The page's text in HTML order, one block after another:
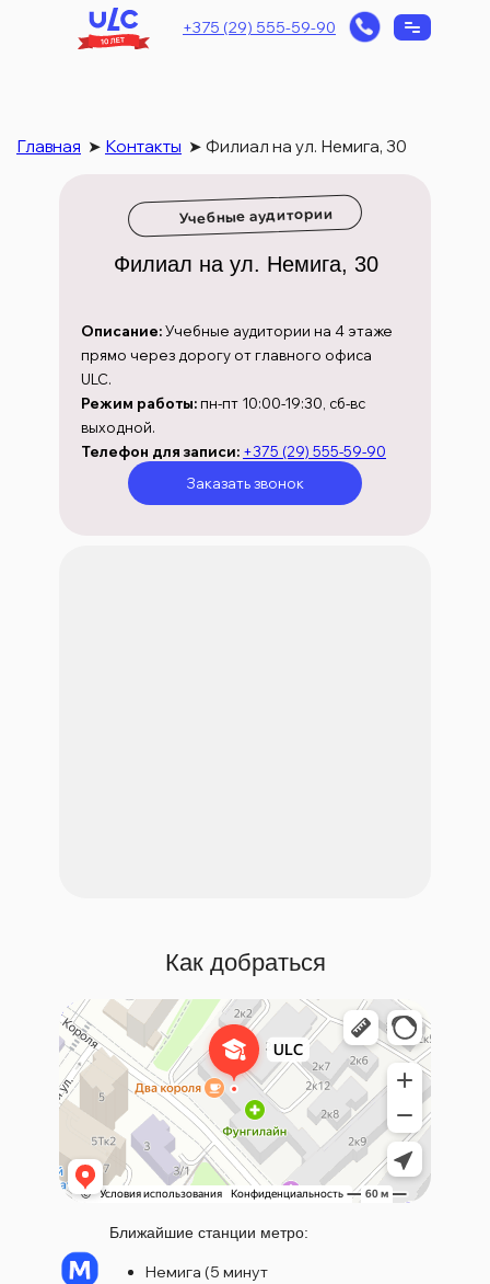
+375 (29) 555-59-90
Главная ➤ Контакты ➤ Филиал на ул. Немига, 30
Филиал на ул. Немига, 30
Описание:Учебные аудитории на 4 этаже
прямо через дорогу от главного офиса
ULC.
Режим работы: пн-пт 10:00-19:30, сб-вс
выходной.
Телефон для записи: +375 (29) 555-59-90
Заказать звонок
Учебные аудитории
Немига (5 минут
Ближайшие станции метро:
Как добраться